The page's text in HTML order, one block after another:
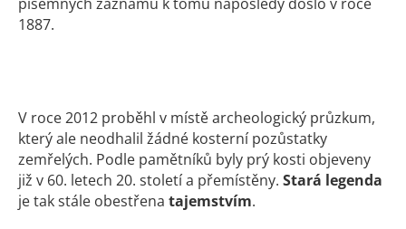
1887.
V roce 2012 proběhl v místě archeologický průzkum,
který ale neodhalil žádné kosterní pozůstatky
zemřelých. Podle pamětníků byly prý kosti objeveny
již v 60. letech 20. století a přemístěny. Stará legenda
je tak stále obestřena tajemstvím.